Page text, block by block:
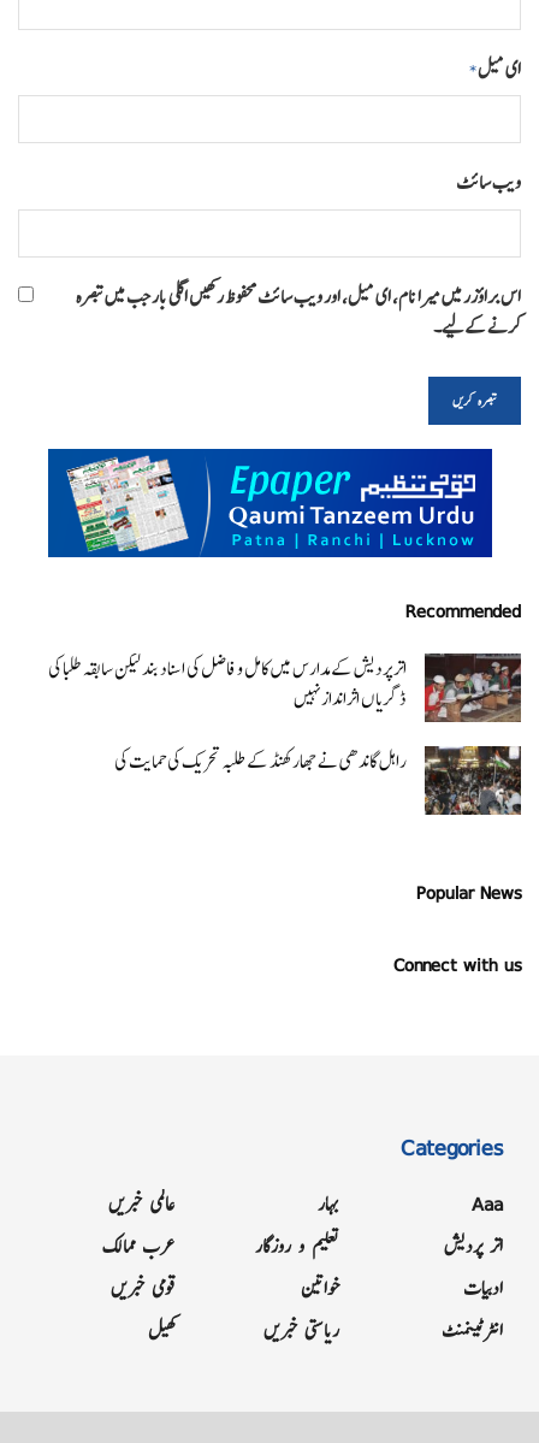
ای میل*
ویب‌ سائٹ
اس براؤزر میں میرا نام، ای میل، اور ویب سائٹ محفوظ رکھیں اگلی بار جب میں تبصرہ
کرنے کےلیے۔
Recommended
اتر پردیش کےمدارس میں کامل و فاضل کی اسناد بند لیکن سابقہ طلبا کی
ڈگریا ں اثرانداز نہیں
راہل گاندھی نے جھارکھنڈ کے طلبہ تحریک کی حمایت کی
Popular News
Connect with us
Categories
Aaa
اتر پردیش
ادبیات
انٹرٹینمنٹ
بہار
تعلیم و روزگار
خواتین
ریاستی خبریں
عالمی خبریں
عرب ممالک
قومی خبریں
کھیل